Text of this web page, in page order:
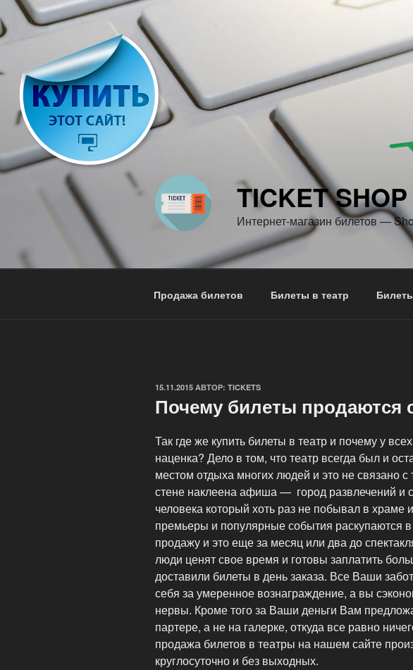
Перейти
к
содержимому
TICKET SHOP
Интернет-магазин билетов —
Продажа билетов Билеты в театр
ОПУБЛИКОВАНО
15.11.2015 АВТОР: TICKETS
Почему билеты продаются
Так где же купить билеты в театр и почему у
наценка? Дело в том, что театр всегда был и
местом отдыха многих людей и это не связано с
стене наклеена афиша — город развлечений и
человека который хоть раз не побывал в храме
премьеры и популярные события раскупаются
продажу и это еще за месяц или два до
люди ценят свое время и готовы заплатить
доставили билеты в день заказа. Все Ваши
себя за умеренное вознаграждение, а вы
нервы. Кроме того за Ваши деньги Вам
партере, а не на галерке, откуда все равно
продажа билетов в театры на нашем сайте
круглосуточно и без выходных.